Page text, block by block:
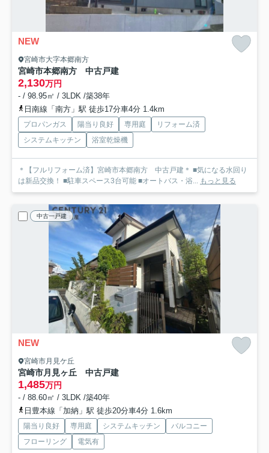
NEW
宮崎市大字本郷南方
宮崎市本郷南方 中古戸建
2,130万円
- / 98.95㎡ / 3LDK /築38年
日南線「南方」駅 徒歩17分車4分 1.4km
プロパンガス 陽当り良好 専用庭
リフォーム済
システムキッチン
浴室乾燥機
＊【フルリフォーム済】宮崎市本郷南方 中古戸建＊ ■気になる水回り
は新品交換！ ■駐車スペース3台可能 ■オートバス・浴...
もっと見る
中古一戸建
NEW
宮崎市月見ケ丘
宮崎市月見ヶ丘 中古戸建
1,485万円
- / 88.60㎡ / 3LDK /築40年
日豊本線「加納」駅 徒歩20分車4分 1.6km
陽当り良好 専用庭 システムキッチン
バルコニー
フローリング
電気有